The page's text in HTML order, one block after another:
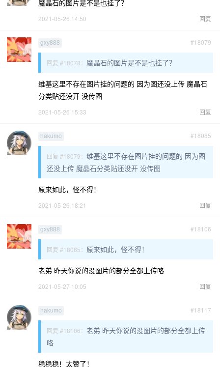
魔晶石的图片是不是也挂了？
回复
2021-05-26 14:50
#18079
gxy888
回复 #18078： 魔晶石的图片是不是也挂了？
维基这里不存在图片挂的问题的 因为图还没上传 魔晶石
分类贴还没开 没传图
回复
2021-05-26 15:33
#18085
hakumo
回复 #18079： 维基这里不存在图片挂的问题的 因为图
还没上传 魔晶石分类贴还没开 没传图
原来如此，怪不得！
回复
2021-05-26 18:21
#18106
gxy888
回复 #18085： 原来如此，怪不得！
老弟 昨天你说的没图片的部分全都上传咯
回复
2021-05-27 10:05
#18117
hakumo
回复 #18106： 老弟 昨天你说的没图片的部分全都上传
咯
稳稳稳！太赞了！